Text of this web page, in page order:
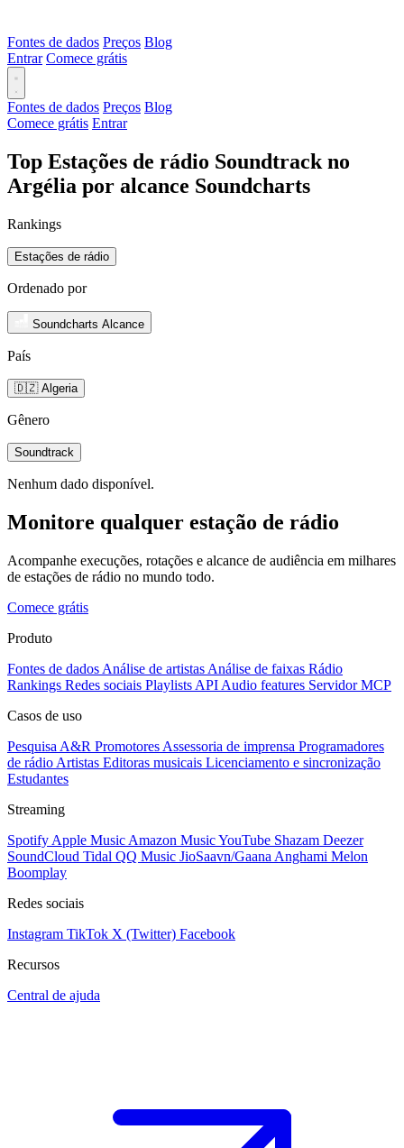
Fontes de dados Preços Blog
Entrar Comece grátis
Fontes de dados Preços Blog
Comece grátis Entrar
Top Estações de rádio Soundtrack no
Argélia por alcance Soundcharts
Rankings
Estações de rádio
Ordenado por
Soundcharts Alcance
País
🇩🇿 Algeria
Gênero
Soundtrack
Nenhum dado disponível.
Monitore qualquer estação de rádio
Acompanhe execuções, rotações e alcance de audiência em milhares
de estações de rádio no mundo todo.
Comece grátis
Produto
Fontes de dados Análise de artistas Análise de faixas Rádio
Rankings Redes sociais Playlists API Audio features Servidor MCP
Casos de uso
Pesquisa A&R Promotores Assessoria de imprensa Programadores
de rádio Artistas Editoras musicais Licenciamento e sincronização
Estudantes
Streaming
Spotify Apple Music Amazon MusicYouTube Shazam Deezer
SoundCloud Tidal QQ Music JioSaavn/Gaana Anghami Melon
Boomplay
Redes sociais
Instagram TikTok X (Twitter) Facebook
Recursos
Central de ajuda